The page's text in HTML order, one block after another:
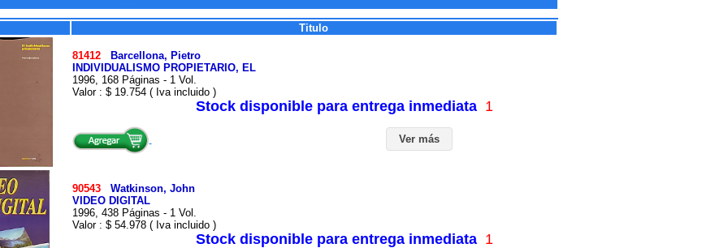
Titulo
81412
Barcellona, Pietro
INDIVIDUALISMO PROPIETARIO, EL
1996, 168 Páginas - 1 Vol.
Valor : $ 19.754 ( Iva incluido )
Stock disponible para entrega inmediata 1
Ver más
90543 Watkinson, John
VIDEO DIGITAL
1996, 438 Páginas - 1 Vol.
Valor : $ 54.978 ( Iva incluido )
Stock disponible para entrega inmediata 1